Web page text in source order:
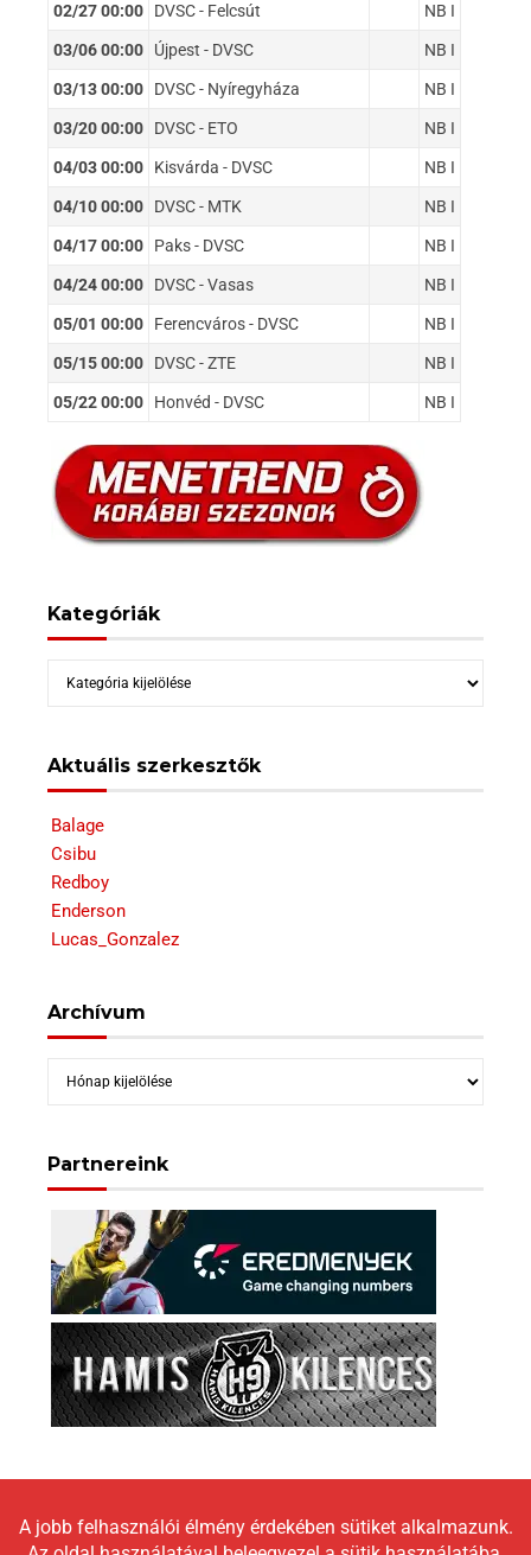
02/27 00:00 DVSC - Felcsút NB I
03/06 00:00 Újpest - DVSC NB I
03/13 00:00 DVSC - Nyíregyháza NB I
03/20 00:00 DVSC - ETO NB I
04/03 00:00 Kisvárda - DVSC NB I
04/10 00:00 DVSC - MTK NB I
04/17 00:00 Paks - DVSC NB I
04/24 00:00 DVSC - Vasas NB I
05/01 00:00 Ferencváros - DVSC NB I
05/15 00:00 DVSC - ZTE NB I
05/22 00:00 Honvéd - DVSC NB I
Kategóriák
Kategóriák
Aktuális szerkesztők
Balage
Csibu
Redboy
Enderson
Lucas_Gonzalez
Archívum
Archívum
Partnereink